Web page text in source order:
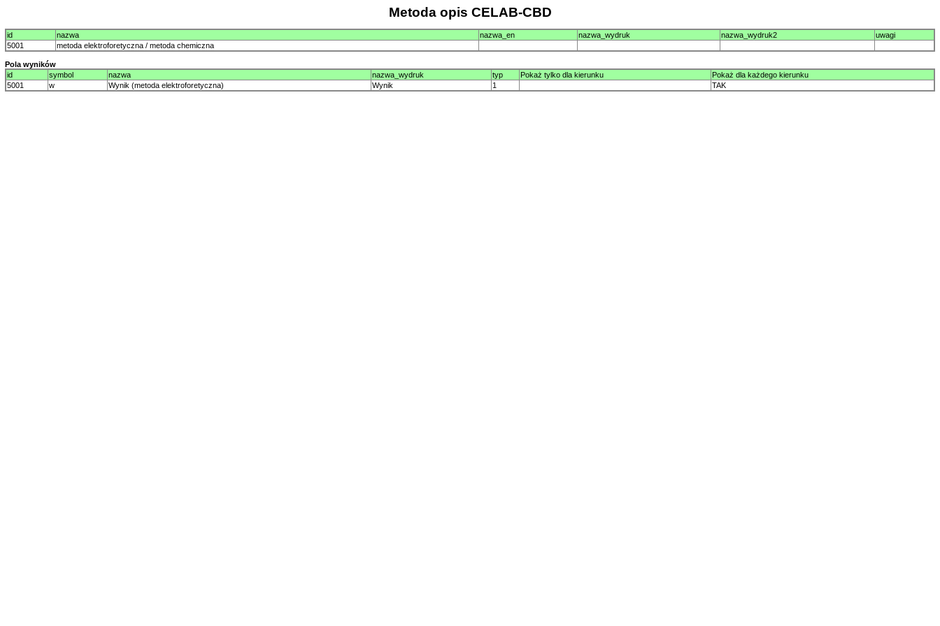
Metoda opis CELAB-CBD
id nazwa nazwa_en nazwa_wydruk nazwa_wydruk2
uwagi
5001
metoda elektroforetyczna / metoda chemiczna
Pola wyników
id
symbol nazwa nazwa_wydruk typ Pokaż tylko dla kierunku
Pokaż dla każdego kierunku
5001
w Wynik (metoda elektroforetyczna) Wynik 1 TAK